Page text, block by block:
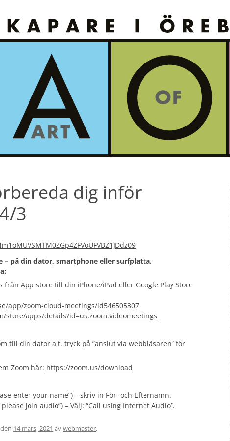
dig inför
3
på din dator, smartphone eller surfplatta.
från App store till din iPhone/iPad eller Google Play Store
app/zoom-cloud-meetings/id546505307
store/apps/details?id=us.zoom.videomeetings
till din dator alt. tryck på ”anslut via webbläsaren” för
Zoom här: https://zoom.us/download
enter your name”) – skriv in För- och Efternamn.
join audio”) – Välj: “Call using Internet Audio”.
den 14 mars, 2021 avwebmaster.